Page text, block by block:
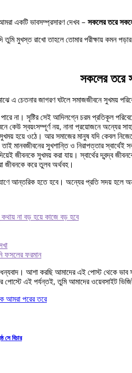
একটি ভাবসম্প্রসারণ দেখব – সকলের তরে
তুমি মুখস্ত রাখো তাহলে তোমার পরীক্ষায়
সকলের তরে
এ চেতনার জাগরণ ঘটলে সমাজজীবনে সুখময়
না। সৃষ্টির সেই আদিলগ্নে চরম প্রতিকূল
কেউ স্বয়ংসম্পূর্ণ নয়, নানা প্রয়োজনে অন্যের
হয়ে ওঠে। আর সমাজের মানুষ যদি কেবল
মানবজীবনের সুখশান্তি ও নিরাপত্তার
জীবনকে সুখময় করা যায়। স্বার্থের দ্বন্দ্ব
জীবনকে করে তুলব অর্থবহ।
আন্তরিক হতে হবে। অন্যের প্রতি সদয় হলে
না বড় হয়ে কাজে বড় হবে
ফসলের ফরমান
আশা করছি আমাদের এই পোস্ট থেকে ভাব
পোস্টে এই পর্যন্তই, তুমি আমাদের ওয়েবসাইট
আমরা পরের তরে
সে বিচার